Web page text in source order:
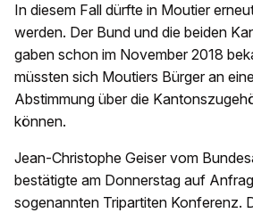
In diesem Fall dürfte in Moutier
werden. Der Bund und die beiden
gaben schon im November 2018
müssten sich Moutiers Bürger an
Abstimmung über die
können.
Jean-Christophe Geiser vom
bestätigte am Donnerstag auf
sogenannten Tripartiten Konferenz.